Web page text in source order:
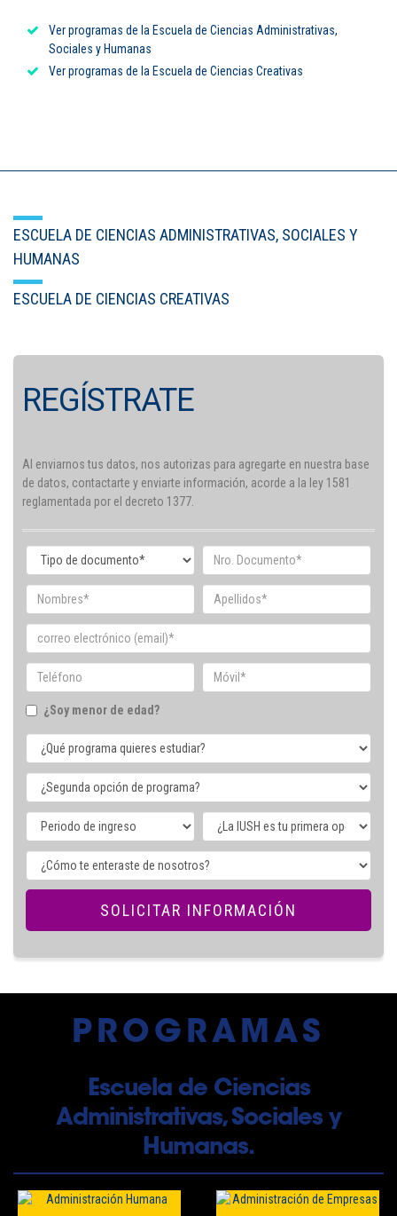
Ver programas de la Escuela de Ciencias Administrativas,
Sociales y Humanas
Ver programas de la Escuela de Ciencias Creativas
ESCUELA DE CIENCIAS ADMINISTRATIVAS, SOCIALES Y
HUMANAS
ESCUELA DE CIENCIAS CREATIVAS
REGÍSTRATE
Al enviarnos tus datos, nos autorizas para agregarte en nuestra base
de datos, contactarte y enviarte información, acorde a la ley 1581
reglamentada por el decreto 1377.
¿Soy menor de edad?
PROGRAMAS
Escuela de Ciencias
Administrativas, Sociales y
Humanas.
Puntos de pago
Línea de Atención al Cliente
Medellín - Colombia - Suramérica